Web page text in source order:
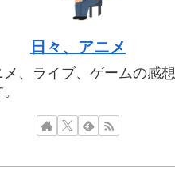
日々、アニメ
メ、ライブ、ゲームの感想